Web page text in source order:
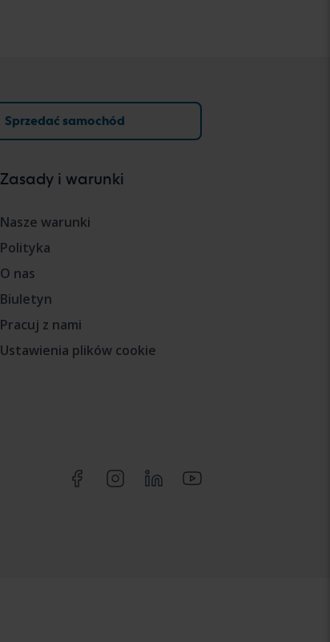
Sprzedać samochód
Zasady i warunki
Nasze warunki
Polityka
O nas
Biuletyn
Pracuj z nami
Ustawienia plików cookie